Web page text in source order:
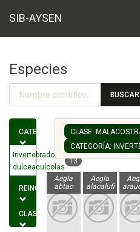
SIB-AYSEN
Especies
BUSCAR
CATEGORÍA
Invertebrados
dulceacuícolas
13
REINO
CLASE
CLASE:
CATEGORÍA:
Aegla
abtao
Aegla
alacalufi